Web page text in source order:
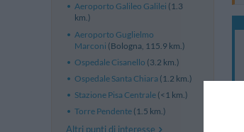
Aeroporto Galileo Galilei (1.3
km.)
Aeroporto Guglielmo
Marconi (Bologna, 115.9 km.)
Ospedale Cisanello (3.2 km.)
Ospedale Santa Chiara (1.2 km.)
Stazione Pisa Centrale (<1 km.)
Torre Pendente (1.5 km.)
Altri punti di interesse